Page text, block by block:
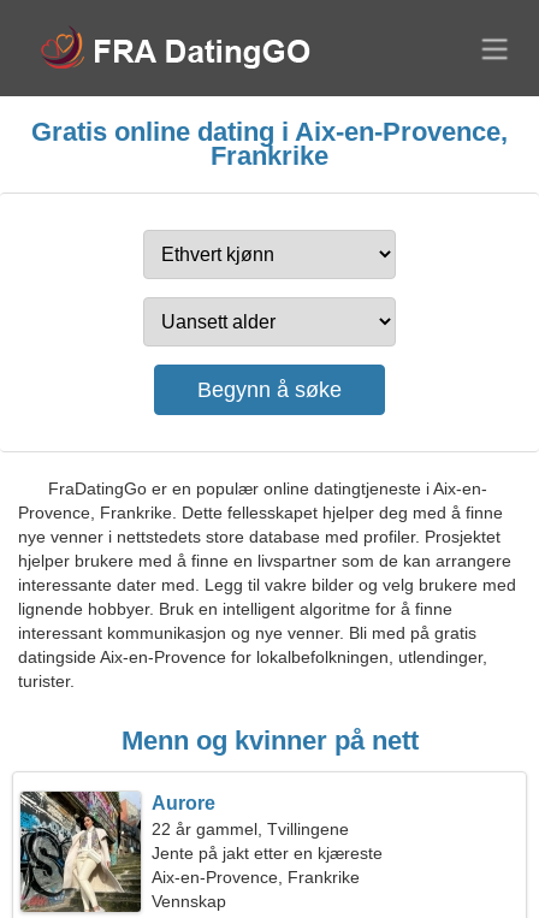
Gratis online dating i Aix-en-Provence,
Frankrike
FraDatingGo er en populær online datingtjeneste i Aix-en-
Provence, Frankrike. Dette fellesskapet hjelper deg med å finne
nye venner i nettstedets store database med profiler. Prosjektet
hjelper brukere med å finne en livspartner som de kan arrangere
interessante dater med. Legg til vakre bilder og velg brukere med
lignende hobbyer. Bruk en intelligent algoritme for å finne
interessant kommunikasjon og nye venner. Bli med på gratis
datingside Aix-en-Provence for lokalbefolkningen, utlendinger,
turister.
Menn og kvinner på nett
Aurore
22 år gammel, Tvillingene
Jente på jakt etter en kjæreste
Aix-en-Provence, Frankrike
Vennskap